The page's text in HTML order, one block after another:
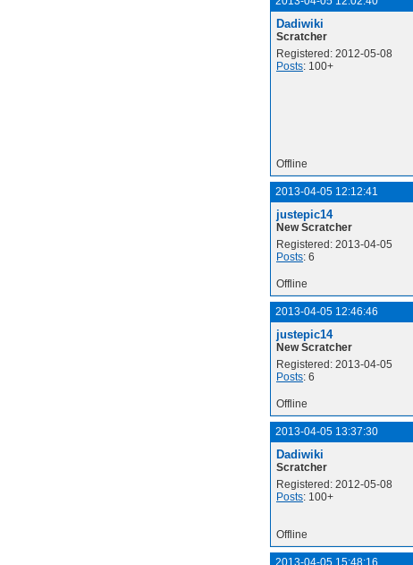
Dadiwiki
Scratcher
Registered: 2012-05-08
Posts: 100+
Offline
2013-04-05 12:12:41
justepic14
New Scratcher
Registered: 2013-04-05
Posts: 6
Offline
2013-04-05 12:46:46
justepic14
New Scratcher
Registered: 2013-04-05
Posts: 6
Offline
2013-04-05 13:37:30
Dadiwiki
Scratcher
Registered: 2012-05-08
Posts: 100+
Offline
2013-04-05 15:48:16